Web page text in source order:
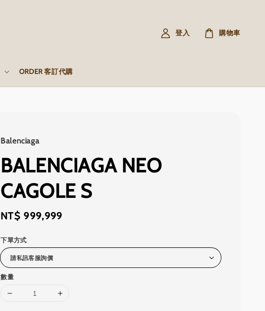
ORDER 客訂代購
登入 購物車
Balenciaga
BALENCIAGA NEO
CAGOLE S
Regular
NT$ 999,999
下單方式
數量